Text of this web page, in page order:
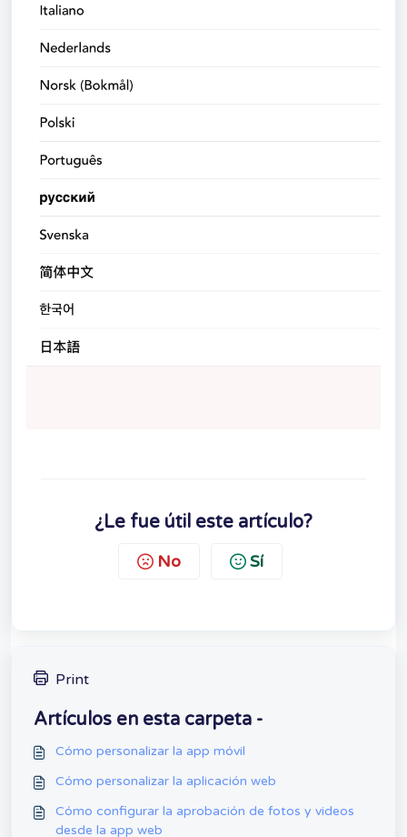
¿Le fue útil este artículo?
No Sí
Print
Artículos en esta carpeta -
Cómo personalizar la app móvil
Cómo personalizar la aplicación web
Cómo configurar la aprobación de fotos y videos
desde la app web